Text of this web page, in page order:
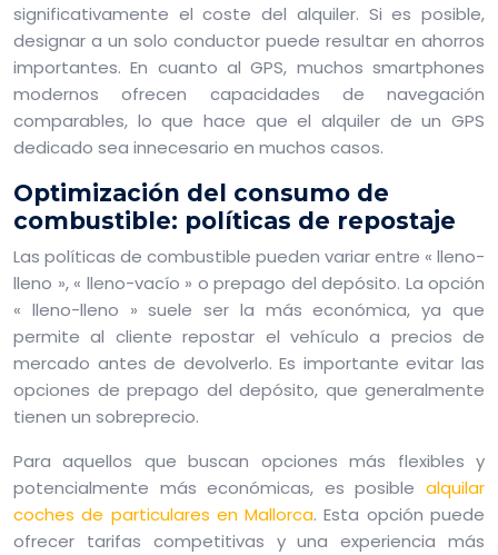
significativamente el coste del alquiler. Si es posible,
designar a un solo conductor puede resultar en ahorros
importantes. En cuanto al GPS, muchos smartphones
modernos ofrecen capacidades de navegación
comparables, lo que hace que el alquiler de un GPS
dedicado sea innecesario en muchos casos.
Optimización del consumo de
combustible: políticas de repostaje
Las políticas de combustible pueden variar entre « lleno-
lleno », « lleno-vacío » o prepago del depósito. La opción
« lleno-lleno » suele ser la más económica, ya que
permite al cliente repostar el vehículo a precios de
mercado antes de devolverlo. Es importante evitar las
opciones de prepago del depósito, que generalmente
tienen un sobreprecio.
Para aquellos que buscan opciones más flexibles y
potencialmente más económicas, es posible alquilar
coches de particulares en Mallorca. Esta opción puede
ofrecer tarifas competitivas y una experiencia más